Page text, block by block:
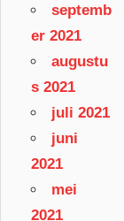
septemb
er 2021
augustu
s 2021
juli 2021
juni
2021
mei
2021